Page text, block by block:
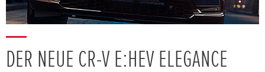
DER NEUE CR-V E:HEV ELEGANCE